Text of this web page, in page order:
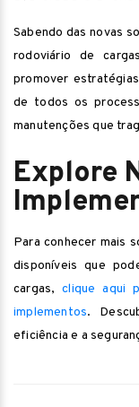
Sabendo das novas
rodoviário de
promover
de todos os
manutenções que
Explore
Para conhecer mais
disponíveis que
cargas,clique aqui
implementos.
eficiência e a